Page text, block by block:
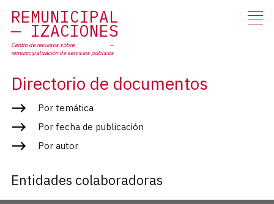
REMUNICIPAL
IZACIONES
Centro de recursos sobre
remunicipalizaciónde servicios públicos
Directorio de documentos
Por temática
Por fecha de publicación
Por autor
Entidades colaboradoras